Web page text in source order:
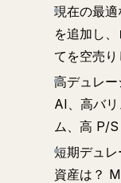
現在の最
を追加し
てを空売り
高デュレ
AI、高バ
ム、高 P/S
短期デュ
資産は？